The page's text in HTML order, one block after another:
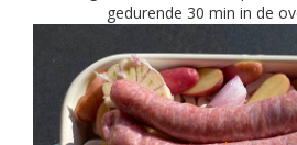
gedurende 30 min in de